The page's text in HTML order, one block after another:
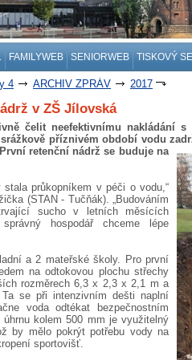
FAMILYWEB SENIORWEB TISKOVÝ
4 ARCHIV ZPRÁV 2017
v ZŠ Jílovská
čelit neefektivnímu nakládání
příznivém období vodu
retenční nádrž se buduje na
průkopníkem v péči o vodu,“
(STAN - Tučňák). „Budováním
sucho v letních měsících
hospodář chceme lépe
a 2 mateřské školy. Pro první
na odtokovou plochu střechy
rozměrech 6,3 x 2,3 x 2,1 m a
se při intenzivním dešti naplní
voda odtékat bezpečnostním
kolem 500 mm je využitelný
by mělo pokrýt potřebu vody na
sportovišť.